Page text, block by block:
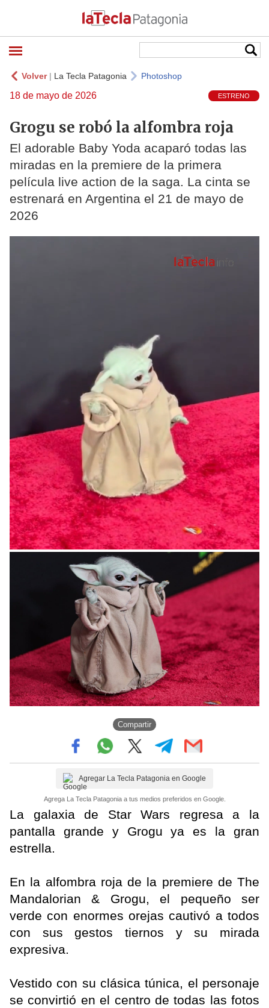
Volver| La Tecla Patagonia Photoshop
18 de mayo de 2026 ESTRENO
Grogu se robó la alfombra roja
El adorable Baby Yoda acaparó todas las
miradas en la premiere de la primera
película live action de la saga. La cinta se
estrenará en Argentina el 21 de mayo de
2026
Compartir
Agregar La Tecla Patagonia en Google
Agrega La Tecla Patagonia a tus medios preferidos en Google.
La galaxia de Star Wars regresa a la
pantalla grande y Grogu ya es la gran
estrella.
En la alfombra roja de la premiere de The
Mandalorian & Grogu, el pequeño ser
verde con enormes orejas cautivó a todos
con sus gestos tiernos y su mirada
expresiva.
Vestido con su clásica túnica, el personaje
se convirtió en el centro de todas las fotos